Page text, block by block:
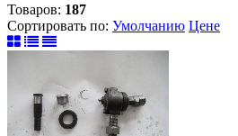
Товаров: 187
Сортировать по: Умолчанию Цене